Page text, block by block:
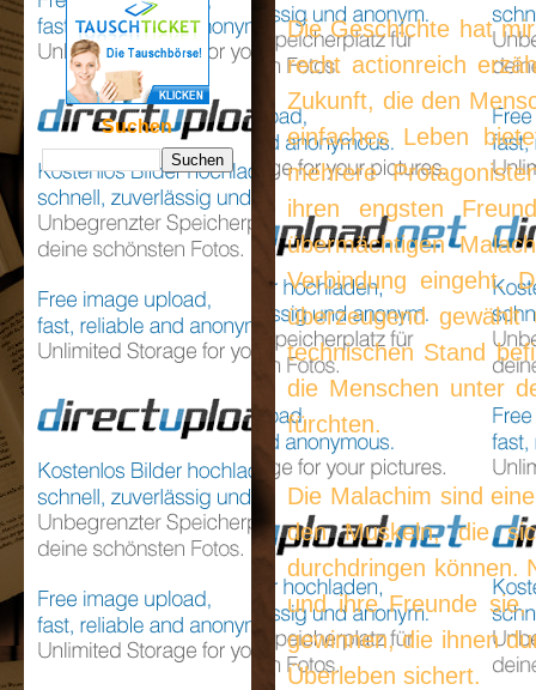
Die Geschichte hat
recht actionreich
Zukunft, die den
einfaches Leben
mehrere
ihren engsten
übermächtigen
Verbindung eingeht.
überzeugend
technischen Stand
die Menschen unter
fürchten.
Die Malachim sind
den Muskeln, die
durchdringen können.
und ihre Freunde
gewinnen, die ihnen
Überleben sichert.
Suchen